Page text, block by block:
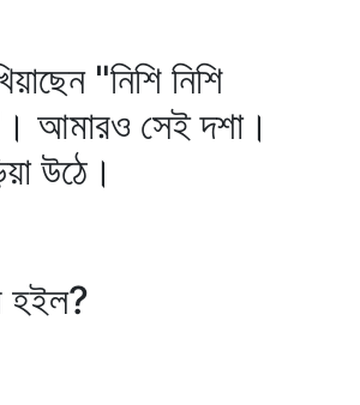
"নিশি নিশি
আমারও সেই দশা।
উঠে।
হইল?